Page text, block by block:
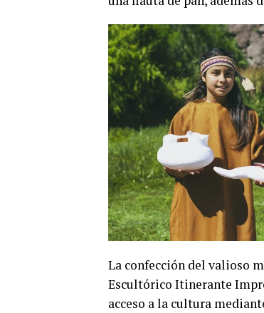
La confección del valioso
Escultórico Itinerante
acceso a la cultura